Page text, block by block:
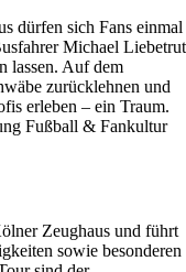
dürfen sich Fans einmal
Michael Liebetrut
lassen. Auf dem
zurücklehnen und
erleben – ein Traum.
Fußball & Fankultur
Zeughaus und führt
sowie besonderen